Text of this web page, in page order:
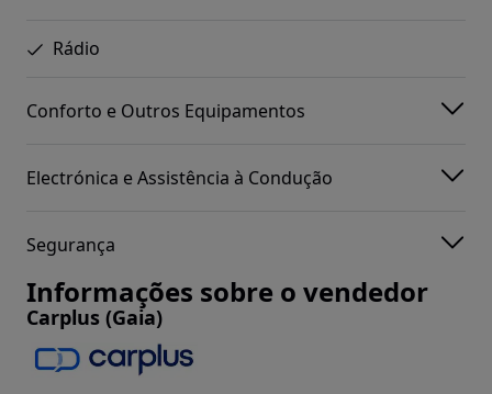
Rádio
Conforto e Outros Equipamentos
Electrónica e Assistência à Condução
Segurança
Informações sobre o vendedor
Carplus (Gaia)